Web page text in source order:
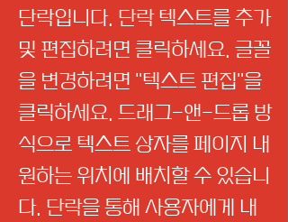
단락입니다. 단락 텍스트를 추가
및 편집하려면 클릭하세요. 글꼴
을 변경하려면 "텍스트 편집"을
클릭하세요. 드래그-앤-드롭 방
식으로 텍스트 상자를 페이지 내
원하는 위치에 배치할 수 있습니
다. 단락을 통해 사용자에게 내